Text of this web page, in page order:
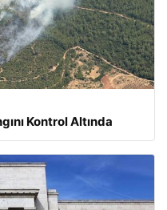
Kontrol Altında